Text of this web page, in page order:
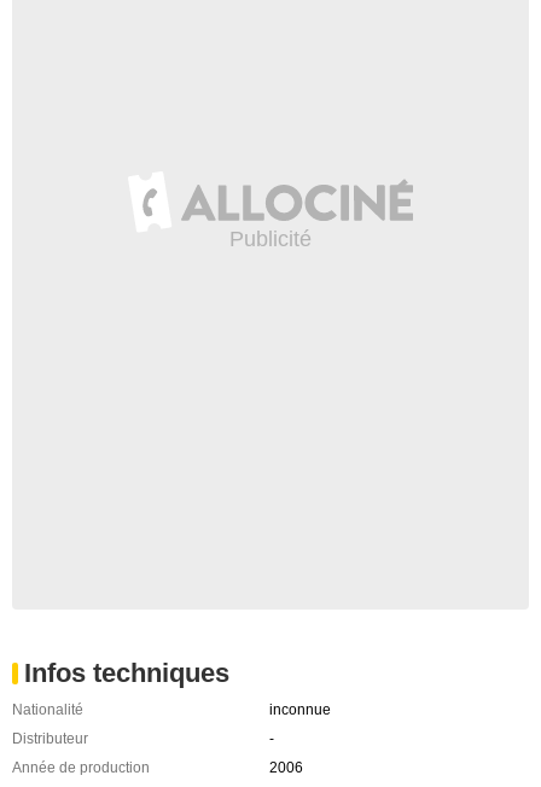
Infos techniques
Nationalité
inconnue
Distributeur
-
Année de production
2006